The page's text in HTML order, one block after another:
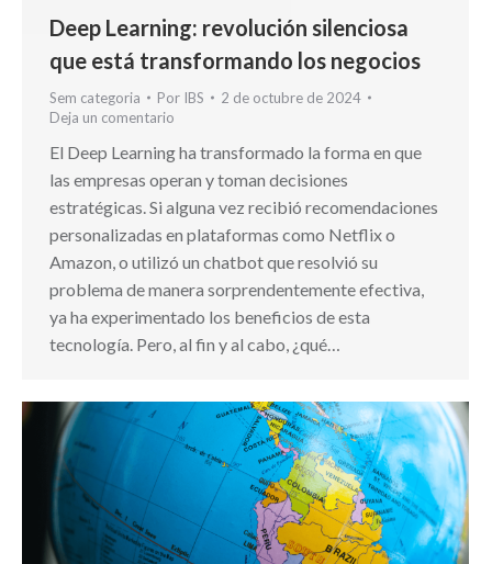
Deep Learning: revolución silenciosa
que está transformando los negocios
Sem categoria Por IBS
2 de octubre de 2024
Deja un comentario
El Deep Learning ha transformado la forma en que
las empresas operan y toman decisiones
estratégicas. Si alguna vez recibió recomendaciones
personalizadas en plataformas como Netflix o
Amazon, o utilizó un chatbot que resolvió su
problema de manera sorprendentemente efectiva,
ya ha experimentado los beneficios de esta
tecnología. Pero, al fin y al cabo, ¿qué…